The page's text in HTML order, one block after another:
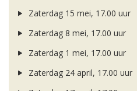
Zaterdag 15 mei, 17.00 uur
Zaterdag 8 mei, 17.00 uur
Zaterdag 1 mei, 17.00 uur
Zaterdag 24 april, 17.00 uur